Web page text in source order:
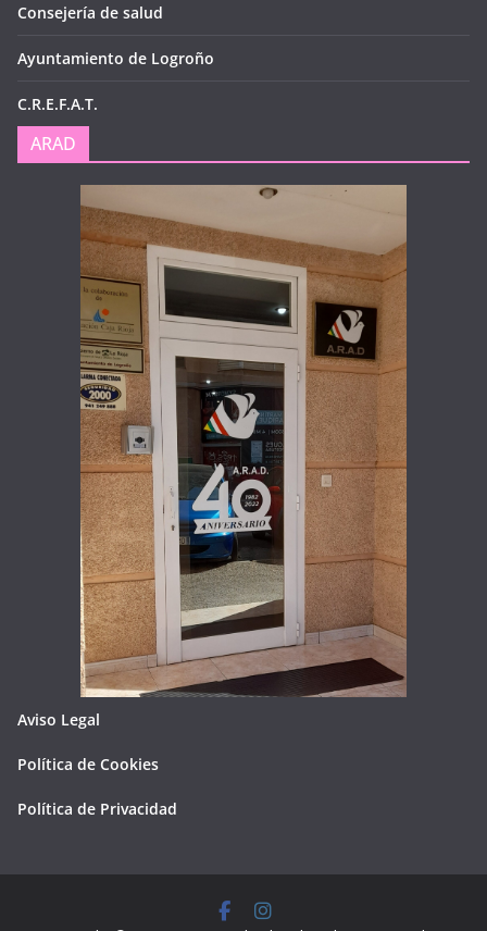
Consejería de salud
Ayuntamiento de Logroño
C.R.E.F.A.T.
ARAD
Aviso Legal
Política de Cookies
Política de Privacidad